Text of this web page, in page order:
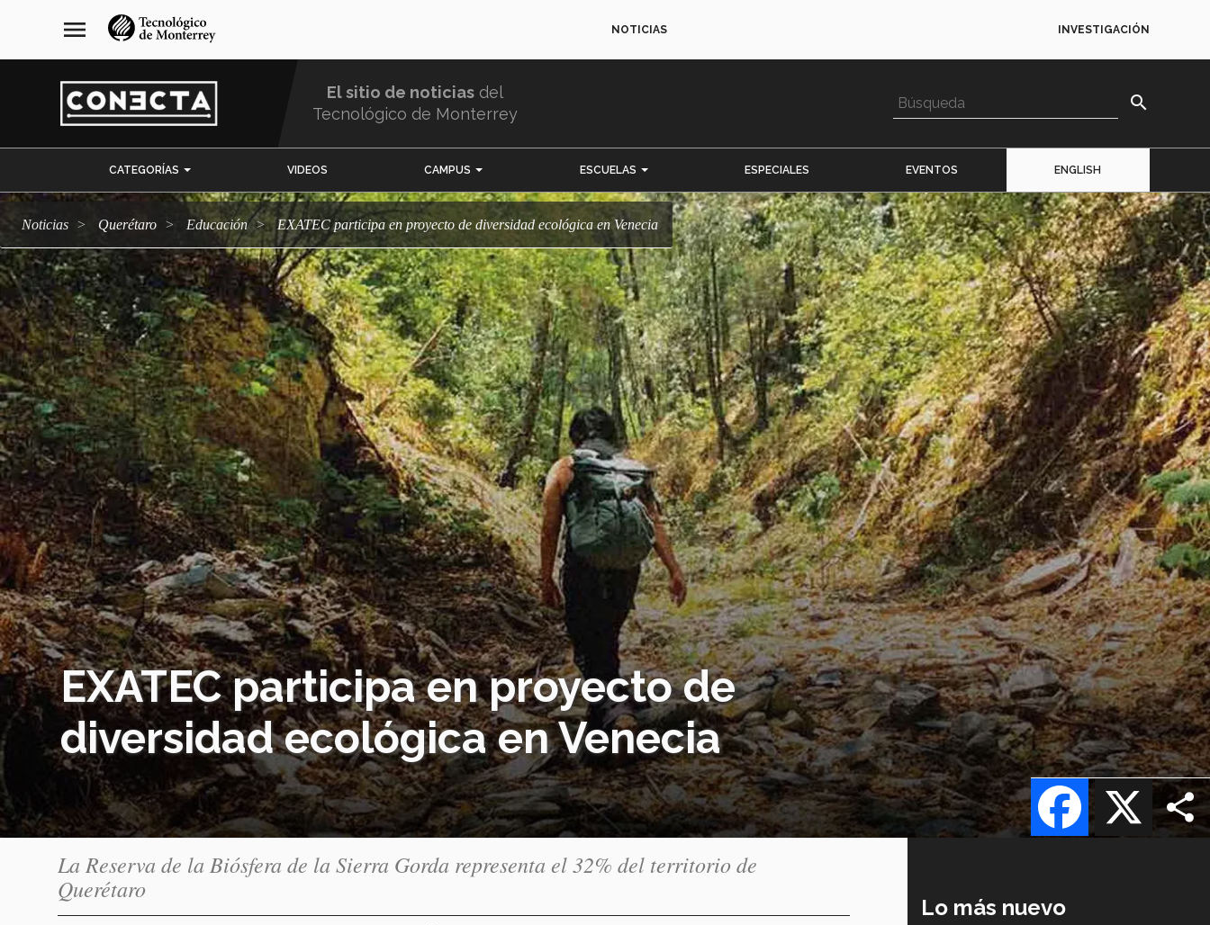
navegación
principal
menu NOTICIAS INVESTIGACIÓN
El sitio de noticias del
Tecnológico de Monterrey
search
CATEGORÍAS VIDEOS CAMPUS ESCUELAS ESPECIALES EVENTOS ENGLISH
Noticias Querétaro Educación EXATEC participa en proyecto de diversidad ecológica en Venecia
EXATEC participa en proyecto de
diversidad ecológica en Venecia
X
Facebook
La Reserva de la Biósfera de la Sierra Gorda representa el 32% del territorio de
Querétaro
Lo más nuevo